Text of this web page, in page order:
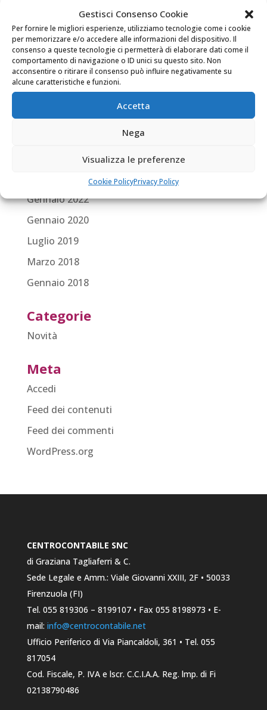
Gestisci Consenso Cookie
Per fornire le migliori esperienze, utilizziamo tecnologie come i cookie
per memorizzare e/o accedere alle informazioni del dispositivo. Il
consenso a queste tecnologie ci permetterà di elaborare dati come il
comportamento di navigazione o ID unici su questo sito. Non
acconsentire o ritirare il consenso può influire negativamente su
alcune caratteristiche e funzioni.
Accetta
Nega
Visualizza le preferenze
Cookie PolicyPrivacy Policy
Commenti recenti
Archivi
Giugno 2026
Gennaio 2026
Gennaio 2022
Gennaio 2020
Luglio 2019
Marzo 2018
Gennaio 2018
Categorie
Novità
Meta
Accedi
Feed dei contenuti
Feed dei commenti
WordPress.org
CENTROCONTABILE SNC
di Graziana Tagliaferri & C.
Sede Legale e Amm.: Viale Giovanni XXIII, 2F • 50033
Firenzuola (FI)
Tel. 055 819306 – 8199107 • Fax 055 8198973 • E-
mail: info@centrocontabile.net
Ufficio Periferico di Via Piancaldoli, 361 • Tel. 055
817054
Cod. Fiscale, P. IVA e lscr. C.C.I.A.A. Reg. lmp. di Fi
02138790486